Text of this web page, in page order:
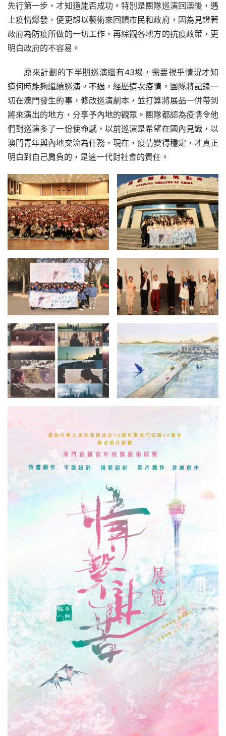
先行第一步，才知道能否成功。特別是團隊巡演回澳後，遇
上疫情爆發，便更想以藝術來回饋市民和政府，因為見證著
政府為防疫所做的一切工作，再綜觀各地方的抗疫政策，更
明白政府的不容易。
原來計劃的下半期巡演還有43場，需要視乎情況才知
道何時能夠繼續巡演。不過，經歷這次疫情，團隊將記錄一
切在澳門發生的事，修改巡演劇本，並打算將展品一併帶到
將來演出的地方，分享予內地的觀眾。團隊都認為疫情令他
們對巡演多了一份使命感，以前巡演是希望在國內見識，以
澳門青年與內地交流為任務，現在，疫情變得穩定，才真正
明白到自己肩負的，是這一代對社會的責任。